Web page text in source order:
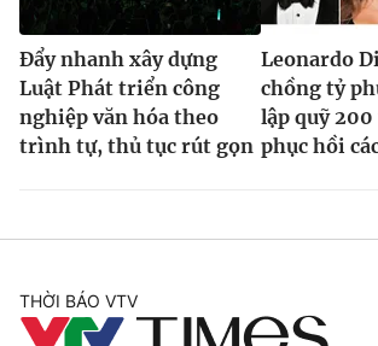
Đẩy nhanh xây dựng
Luật Phát triển công
nghiệp văn hóa theo
trình tự, thủ tục rút gọn
Leonardo
chồng tỷ
lập quỹ 200
phục hồi
THỜI BÁO VTV